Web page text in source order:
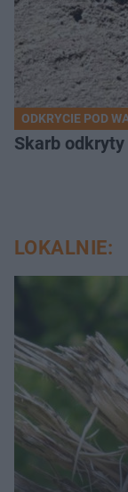
ODKRYCIE POD
Skarb
LOKALNIE: